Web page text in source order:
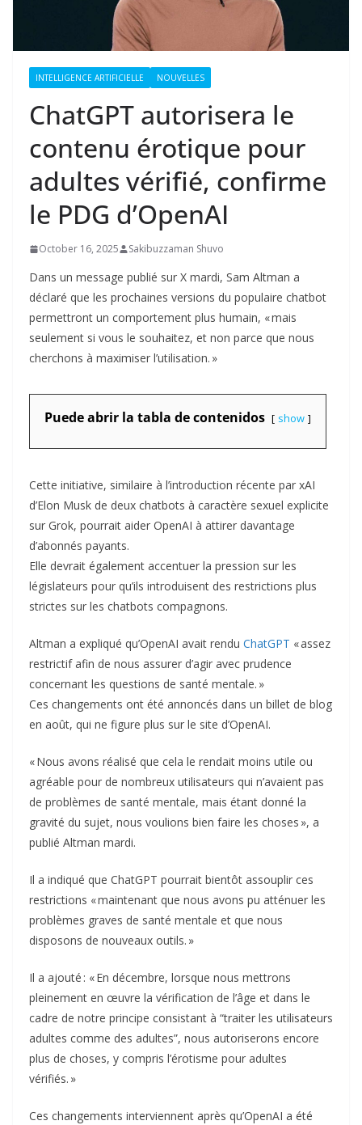
INTELLIGENCE ARTIFICIELLE NOUVELLES
ChatGPT autorisera le
contenu érotique pour
adultes vérifié, confirme
le PDG d’OpenAI
October 16, 2025 Sakibuzzaman Shuvo
Dans un message publié sur X mardi, Sam Altman a
déclaré que les prochaines versions du populaire chatbot
permettront un comportement plus humain, « mais
seulement si vous le souhaitez, et non parce que nous
cherchons à maximiser l’utilisation. »
Puede abrir la tabla de contenidos show
Cette initiative, similaire à l’introduction récente par xAI
d’Elon Musk de deux chatbots à caractère sexuel explicite
sur Grok, pourrait aider OpenAI à attirer davantage
d’abonnés payants.
Elle devrait également accentuer la pression sur les
législateurs pour qu’ils introduisent des restrictions plus
strictes sur les chatbots compagnons.
Altman a expliqué qu’OpenAI avait rendu ChatGPT « assez
restrictif afin de nous assurer d’agir avec prudence
concernant les questions de santé mentale. »
Ces changements ont été annoncés dans un billet de blog
en août, qui ne figure plus sur le site d’OpenAI.
« Nous avons réalisé que cela le rendait moins utile ou
agréable pour de nombreux utilisateurs qui n’avaient pas
de problèmes de santé mentale, mais étant donné la
gravité du sujet, nous voulions bien faire les choses », a
publié Altman mardi.
Il a indiqué que ChatGPT pourrait bientôt assouplir ces
restrictions « maintenant que nous avons pu atténuer les
problèmes graves de santé mentale et que nous
disposons de nouveaux outils. »
Il a ajouté : « En décembre, lorsque nous mettrons
pleinement en œuvre la vérification de l’âge et dans le
cadre de notre principe consistant à “traiter les utilisateurs
adultes comme des adultes”, nous autoriserons encore
plus de choses, y compris l’érotisme pour adultes
vérifiés. »
Ces changements interviennent après qu’OpenAI a été